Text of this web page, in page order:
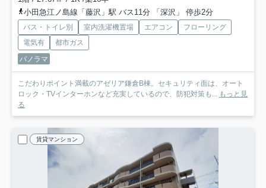
小田急江ノ島線「藤沢」駅 バス11分 「深沢」 停歩2分
バス・トイレ別 室内洗濯機置場 エアコン
フローリング
電気有
都市ガス
パノラマ
こだわりポイント満載のアゼリア鎌倉B棟。セキュリティ面は、オート
ロック・TVインターホンなど充実しているので、防犯対策も...
もっと見
る
賃貸マンション